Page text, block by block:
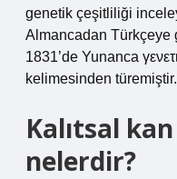
genetik çeşitliliği
Almancadan Türkçeye
1831’de Yunanca
kelimesinden türemiştir.
Kalıtsal
nelerdir?